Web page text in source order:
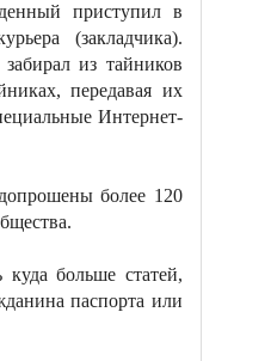
приступил в
(закладчика).
из тайников
передавая их
Интернет-
более 120
куда больше статей,
паспорта или